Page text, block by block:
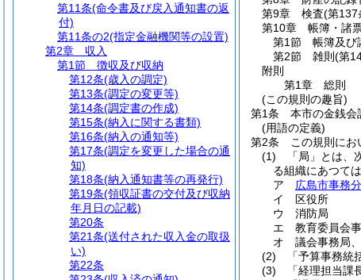
第9章
検査(第137
第10章
帳簿・諸
第1節
帳簿及び
第2節
雑則 (第
附則
第1章
総則
(この規則の趣旨)
第1条
本市の金銭会
(用語の定義)
第2条
この規則にお
(1)
「局」とは
る組織にあつて
ア
広島市事務
イ
区役所
ウ
消防局
エ
教育委員会
オ
議会事務局
(2)
「予算事務統
(3)
「経理担当課
第11条(命令書及び戻入通知書の返
付)
第11条の2(指定金融機関等の設置)
第2章
収入
第1節
徴収及び収納
第12条(歳入の調定)
第13条(調定の変更等)
第14条(調定書の作成)
第15条(納入に関する書類)
第16条(納入の通知等)
第17条(調定を変更した場合の通
知)
第18条(納入通知書等の再発行)
第19条(領収証書の交付及び収納
年月日の記載)
第20条
第21条(送付された収入金の取扱
い)
第22条